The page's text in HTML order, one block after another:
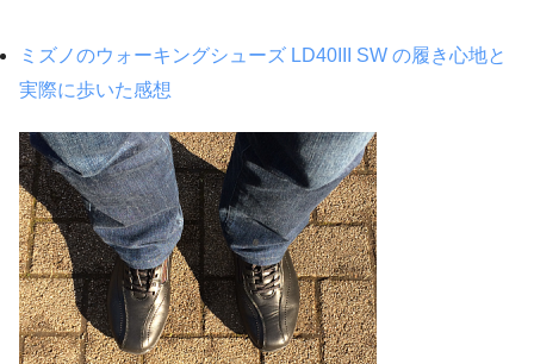
ミズノのウォーキングシューズ LD40III SW の履き心地と
実際に歩いた感想